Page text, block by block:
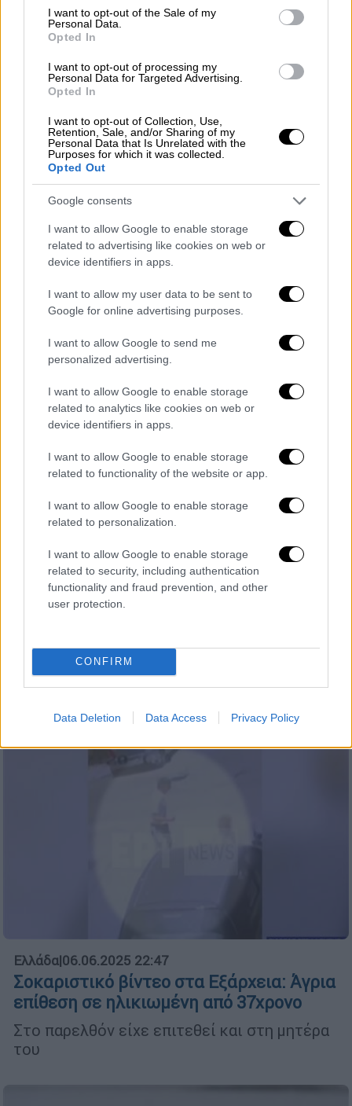
consent section.
I want to opt-out of the Sale of my
Personal Data.
Opted In
I want to opt-out of processing my
Personal Data for Targeted Advertising.
Opted In
I want to opt-out of Collection, Use,
Retention, Sale, and/or Sharing of my
Personal Data that Is Unrelated with the
Purposes for which it was collected.
Opted Out
Google consents
I want to allow Google to enable storage
related to advertising like cookies on web or
device identifiers in apps.
I want to allow my user data to be sent to
Google for online advertising purposes.
I want to allow Google to send me
personalized advertising.
I want to allow Google to enable storage
related to analytics like cookies on web or
device identifiers in apps.
I want to allow Google to enable storage
related to functionality of the website or app.
I want to allow Google to enable storage
related to personalization.
I want to allow Google to enable storage
related to security, including authentication
functionality and fraud prevention, and other
user protection.
CONFIRM
Data Deletion Data Access Privacy Policy
Αθλητισμός|06.06.2025 23:00
Προκάλεσε ο Φουρνιέ στο ΟΑΚΑ:
Άσεμνη χειρονομία του Γάλλου στους
οπαδούς του Παναθηναϊκού
Κόσμος|06.06.2025 22:55
Ο «τρόμος» για τη σύγκρουση Τραμπ -
Μασκ και οι ενδεχόμενες... συνέπειες –
Γιατί η κόντρα των δυο ανδρών
μονοπωλεί το παγκόσμιο ενδιαφέρον
Η κόντρα των δύο ανδρών στα μέσα
«γέλιου», αλλά τα απόνερα μπορεί να είναι
πολύ πιο επικίνδυνα σύμφωνα με αναλυτές
Ελλάδα|06.06.2025 22:47
Σοκαριστικό βίντεο στα Εξάρχεια: Άγρια
επίθεση σε ηλικιωμένη από 37χρονο
Στο παρελθόν είχε επιτεθεί και στη μητέρα
του